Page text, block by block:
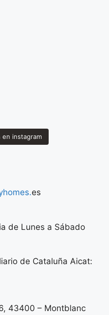
en instagram
es
de Lunes a Sábado
de Cataluña Aicat:
43400 – Montblanc